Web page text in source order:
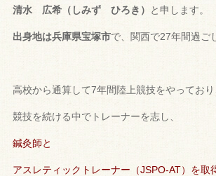
清水 広希（しみず ひろき） と申し ます。
出身地は兵庫県宝塚市で、関西で27年間過ご
高校から通算して7年間陸上競技をやっており
競技を続ける中で トレーナーを志し、
鍼灸師と
アスレティックトレーナー（JSPO-AT）を取